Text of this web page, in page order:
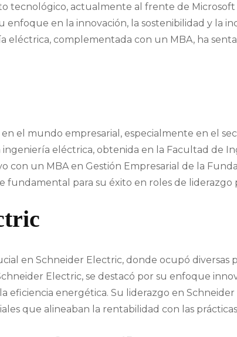
Empresarios exitosos
Líder en Energías
Music Brokers
tecnológico, actualmente al frente de Microsoft
en la innovación, la sostenibilidad y la
complementada con un MBA, ha
el mundo empresarial, especialmente en el
eléctrica, obtenida en la Facultad de
un MBA en Gestión Empresarial de la
fundamental para su éxito en roles de liderazgo
en Schneider Electric, donde ocupó diversas
Electric, se destacó por su enfoque
eficiencia energética. Su liderazgo en
que alineaban la rentabilidad con las